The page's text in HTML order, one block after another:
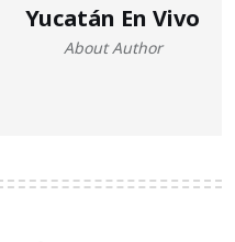
Yucatán En Vivo
About Author